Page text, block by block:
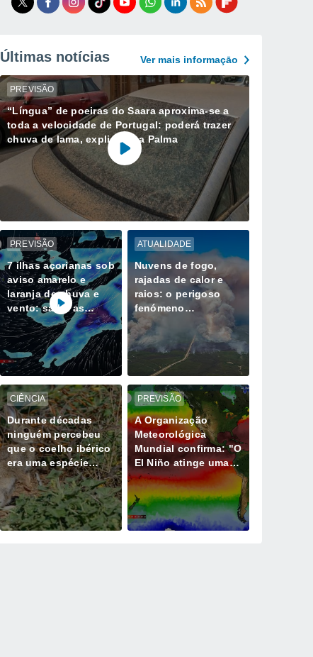
Últimas notícias Ver mais informaçāo
PREVISÃO
“Língua” de poeiras do Saara aproxima-se a
toda a velocidade de Portugal: poderá trazer
chuva de lama, explica Ana Palma
PREVISÃO
7 ilhas açorianas sob
aviso amarelo e
laranja de chuva e
vento: saiba as
horas mais críticas
desta quinta, 6 de
agosto
ATUALIDADE
Nuvens de fogo,
rajadas de calor e
raios: o perigoso
fenómeno
meteorológico
gerado por mega-
incêndios
CIÊNCIA
Durante décadas
ninguém percebeu
que o coelho ibérico
era uma espécie
diferente e isso
muda tudo
PREVISÃO
A Organização
Meteorológica
Mundial confirma: "O
El Niño atinge uma
intensidade sem
precedentes desde
há vários anos"